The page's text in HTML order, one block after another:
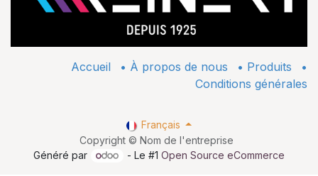
Accueil • À propos de nous • ​Produits
•
Conditions générales
Copyright © Nom de l'entreprise
Français
Généré par - Le #1Open Source eCommerce